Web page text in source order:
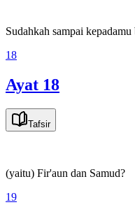
Sudahkah sampai
18
Ayat 18
Tafsir
(yaitu) Fir'aun dan Samud?
19